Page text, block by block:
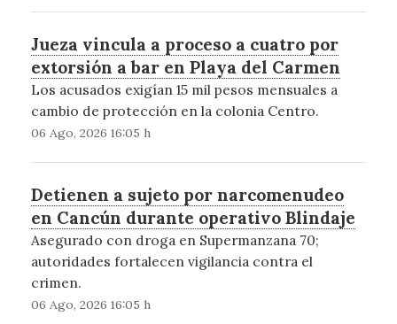
Jueza vincula a proceso a cuatro por
extorsión a bar en Playa del Carmen
Los acusados exigían 15 mil pesos mensuales a
cambio de protección en la colonia Centro.
06 Ago, 2026 16:05 h
Detienen a sujeto por narcomenudeo
en Cancún durante operativo Blindaje
Asegurado con droga en Supermanzana 70;
autoridades fortalecen vigilancia contra el
crimen.
06 Ago, 2026 16:05 h